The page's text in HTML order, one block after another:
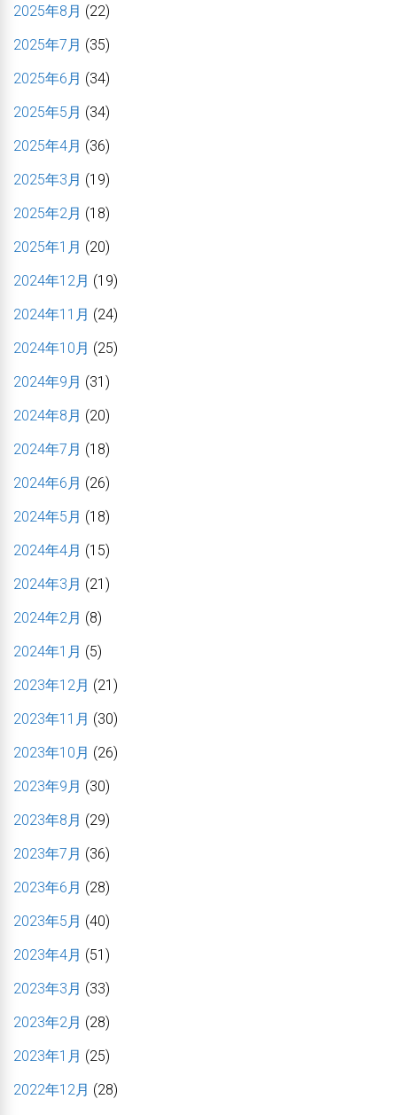
2025年8月 (22)
2025年7月 (35)
2025年6月 (34)
2025年5月 (34)
2025年4月 (36)
2025年3月 (19)
2025年2月 (18)
2025年1月 (20)
2024年12月 (19)
2024年11月 (24)
2024年10月 (25)
2024年9月 (31)
2024年8月 (20)
2024年7月 (18)
2024年6月 (26)
2024年5月 (18)
2024年4月 (15)
2024年3月 (21)
2024年2月 (8)
2024年1月 (5)
2023年12月 (21)
2023年11月 (30)
2023年10月 (26)
2023年9月 (30)
2023年8月 (29)
2023年7月 (36)
2023年6月 (28)
2023年5月 (40)
2023年4月 (51)
2023年3月 (33)
2023年2月 (28)
2023年1月 (25)
2022年12月 (28)